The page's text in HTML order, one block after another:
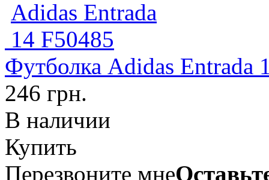
Футболка Adidas Entrada
246 грн.
В наличии
Купить
Перезвоните мне